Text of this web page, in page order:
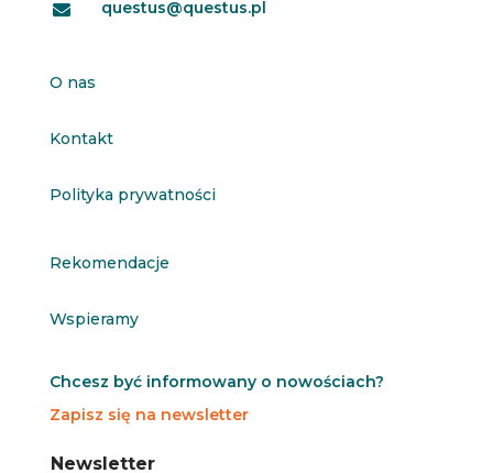
 questus@questus.pl
O nas
Kontakt
Polityka prywatności
Rekomendacje
Wspieramy
Chcesz być informowany o nowościach?
Zapisz się na newsletter
N
N
Newsletter